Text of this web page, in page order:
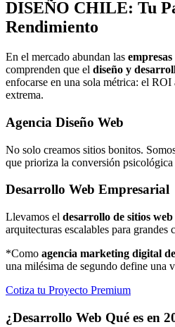
DISEÑO CHILE: Tu
Rendimiento
En el mercado abundan las
comprenden que el diseño y
enfocarse en una sola métrica: el
extrema.
Agencia Diseño Web
No solo creamos sitios bonitos.
que prioriza la conversión psicológica
Desarrollo Web Empresarial
Llevamos el desarrollo de sitios web
arquitecturas escalables para grandes
*Como agencia marketing digital
una milésima de segundo define una
Cotiza tu Proyecto Premium
¿Desarrollo Web Qué es en